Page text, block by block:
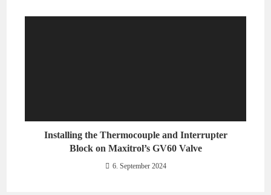
Installing the Thermocouple and Interrupter
Block on Maxitrol’s GV60 Valve
6. September 2024